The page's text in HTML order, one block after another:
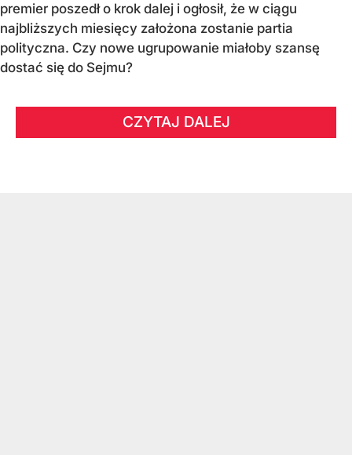
premier poszedł o krok dalej i ogłosił, że w ciągu
najbliższych miesięcy założona zostanie partia
polityczna. Czy nowe ugrupowanie miałoby szansę
dostać się do Sejmu?
CZYTAJ DALEJ